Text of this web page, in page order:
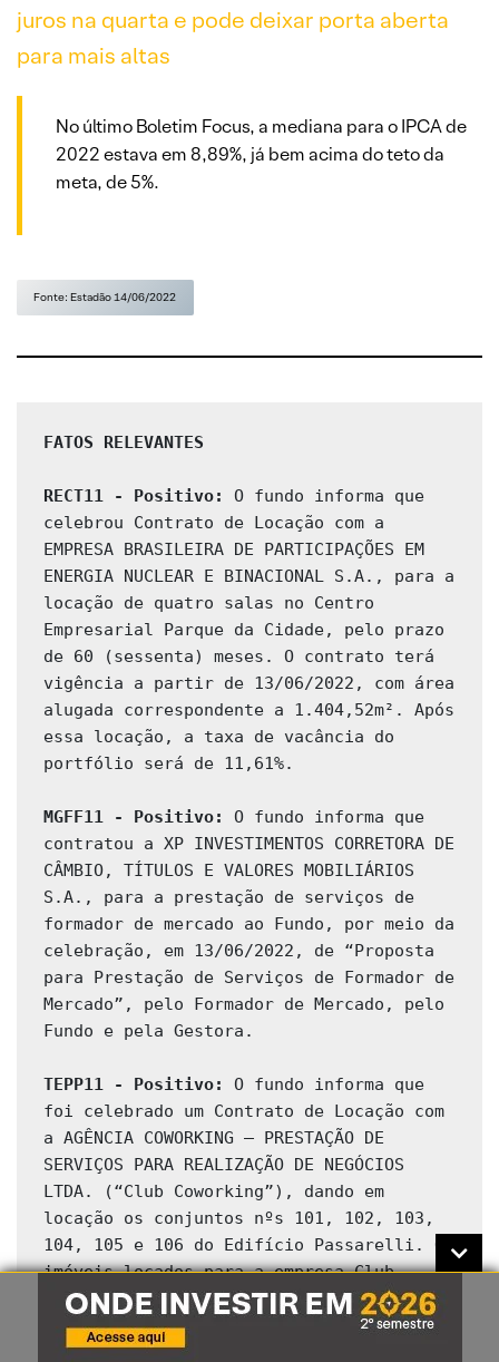
juros na quarta e pode deixar porta aberta
para mais altas
No último Boletim Focus, a mediana para o IPCA de
2022 estava em 8,89%, já bem acima do teto da
meta, de 5%.
Fonte: Estadão 14/06/2022
FATOS RELEVANTES
RECT11 - Positivo: O fundo informa que
celebrou Contrato de Locação com a
EMPRESA BRASILEIRA DE PARTICIPAÇÕES EM
ENERGIA NUCLEAR E BINACIONAL S.A., para a
locação de quatro salas no Centro
Empresarial Parque da Cidade, pelo prazo
de 60 (sessenta) meses. O contrato terá
vigência a partir de 13/06/2022, com área
alugada correspondente a 1.404,52m². Após
essa locação, a taxa de vacância do
portfólio será de 11,61%.
MGFF11 - Positivo: O fundo informa que
contratou a XP INVESTIMENTOS CORRETORA DE
CÂMBIO, TÍTULOS E VALORES MOBILIÁRIOS
S.A., para a prestação de serviços de
formador de mercado ao Fundo, por meio da
celebração, em 13/06/2022, de “Proposta
para Prestação de Serviços de Formador de
Mercado”, pelo Formador de Mercado, pelo
Fundo e pela Gestora.
TEPP11 - Positivo:
O fundo informa que
foi celebrado um Contrato de Locação com
a AGÊNCIA COWORKING – PRESTAÇÃO DE
SERVIÇOS PARA REALIZAÇÃO DE NEGÓCIOS
LTDA. (“Club Coworking”), dando em
locação os conjuntos nºs 101, 102, 103,
104, 105 e 106 do Edifício Passarelli. Os
imóveis locados para a empresa Club
Coworking correspondem a 1.018,42m² de
área BOMA. O contrato se inicia em
15.06.2022 e tem vigência de 60 meses.